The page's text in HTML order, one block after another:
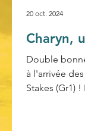
Charyn,
Double
à l'arrivée
Stakes (Gr1)
20 oct. 2024